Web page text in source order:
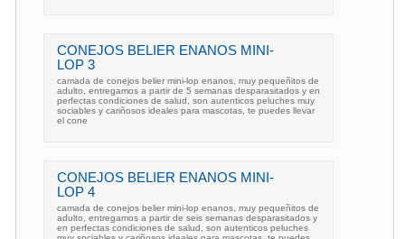
CONEJOS BELIER ENANOS MINI-
LOP 3
camada de conejos belier mini-lop enanos, muy pequeñitos de
adulto, entregamos a partir de 5 semanas desparasitados y en
perfectas condiciones de salud, son autenticos peluches muy
sociables y cariñosos ideales para mascotas, te puedes llevar
el cone
CONEJOS BELIER ENANOS MINI-
LOP 4
camada de conejos belier mini-lop enanos, muy pequeñitos de
adulto, entregamos a partir de seis semanas desparasitados y
en perfectas condiciones de salud, son autenticos peluches